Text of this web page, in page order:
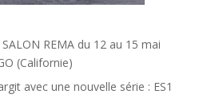
REMA du 12 au 15 mai
(Californie)
avec une nouvelle série : ES1